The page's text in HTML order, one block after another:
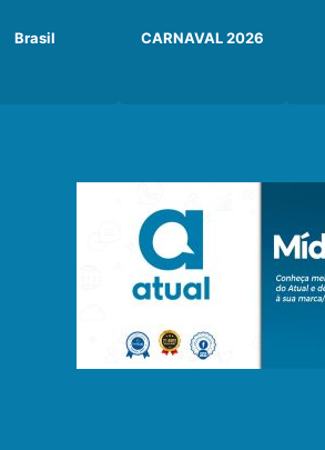
Brasil CARNAVAL 2026